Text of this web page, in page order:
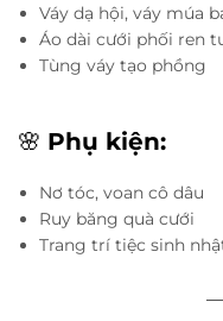
Váy dạ hội, váy múa
Áo dài cưới phối ren
Tùng váy tạo phồng
🌸 Phụ kiện:
Nơ tóc, voan cô dâu
Ruy băng quà cưới
Trang trí tiệc sinh